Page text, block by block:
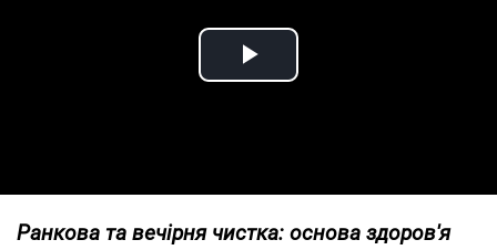
Play Video
Ранкова та вечірня чистка: основа здоров'я